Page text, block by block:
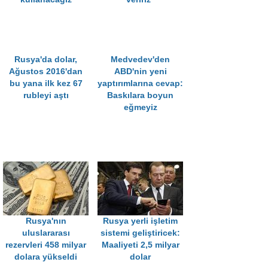
Rusya'da dolar,
Ağustos 2016'dan
bu yana ilk kez 67
rubleyi aştı
Medvedev'den
ABD'nin yeni
yaptırımlarına cevap:
Baskılara boyun
eğmeyiz
Rusya'nın
uluslararası
rezervleri 458 milyar
dolara yükseldi
Rusya yerli işletim
sistemi geliştiricek:
Maaliyeti 2,5 milyar
dolar